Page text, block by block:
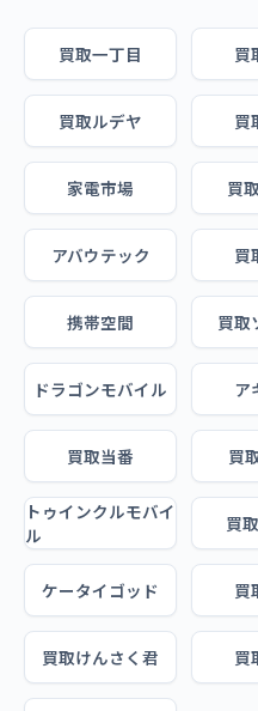
買取一丁目 買
買取ルデヤ 買
家電市場 買
アバウテック 買
携帯空間 買取
ドラゴンモバイル ア
買取当番 買
トゥインクルモバイ
ル
買
ケータイゴッド 買
買取けんさく君 買